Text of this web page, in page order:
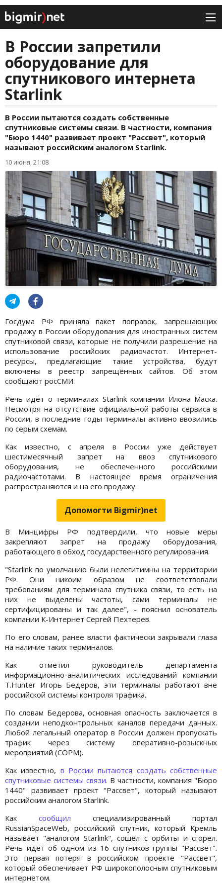
В России запретили
оборудование для
спутникового интернета
Starlink
В России пытаются создать собственные
спутниковые системы связи. В частности, компания
"Бюро 1440" развивает проект "Рассвет", который
называют российским аналогом Starlink.
10 июня, 21:08
Госдума РФ приняла пакет поправок, запрещающих
продажу в России оборудования для иностранных систем
спутниковой связи, которые не получили разрешение на
использование российских радиочастот. Интернет-
ресурсы, предлагающие такие устройства, будут
включены в реестр запрещённых сайтов. Об этом
сообщают росСМИ.
Речь идёт о терминалах Starlink компании Илона Маска.
Несмотря на отсутствие официальной работы сервиса в
России, в последние годы терминалы активно ввозились
по серым схемам.
Как известно, с апреля в России уже действует
шестимесячный запрет на ввоз спутникового
оборудования, не обеспеченного российскими
радиочастотами. В настоящее время ограничения
распространяются и на его продажу.
Допомогти Bigmir)net
В Минцифры РФ подтвердили, что новые меры
закрепляют запрет на продажу оборудования,
работающего в обход государственного регулирования.
"Starlink по умолчанию были нелегитимны на территории
РФ. Они никоим образом не соответствовали
требованиям для терминала спутника связи, то есть на
них не выделены частоты, сами терминалы не
сертифицированы и так далее", - пояснил основатель
компании К-Интернет Сергей Пехтерев.
По его словам, ранее власти фактически закрывали глаза
на наличие таких терминалов.
Как отметил руководитель департамента
информационно-аналитических исследований компании
T.Hunter Игорь Бедеров, эти терминалы работают вне
российской системы контроля трафика.
По словам Бедерова, основная опасность заключается в
создании неподконтрольных каналов передачи данных.
Любой легальный оператор в России должен пропускать
трафик через систему оперативно-розыскных
мероприятий (СОРМ).
Как известно, в России пытаются создать собственные
спутниковые системы связи. В частности, компания "Бюро
1440" развивает проект "Рассвет", который называют
российским аналогом Starlink.
Как сообщил специализированный портал
RussianSpaceWeb, российский спутник, который Кремль
называет "аналогом Starlink", сошёл с орбиты и сгорел.
Речь идёт об одном из 16 спутников группы "Рассвет".
Это первая потеря в российском проекте "Рассвет",
который обеспечивает РФ широкополосным спутниковым
интернетом.